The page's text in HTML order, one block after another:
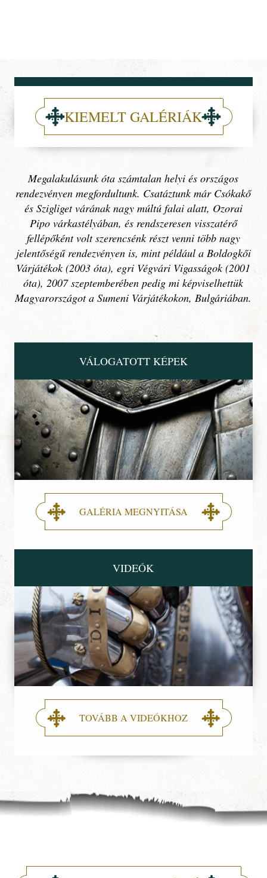
Nyitólap
KIEMELT GALÉRIÁK
Megalakulásunk óta számtalan helyi és országos
rendezvényen megfordultunk. Csatáztunk már Csókakő
és Szigliget várának nagy múltú falai alatt, Ozorai
Pipo várkastélyában, és rendszeresen visszatérő
fellépőként volt szerencsénk részt venni több nagy
jelentőségű rendezvényen is, mint például a Boldogkői
Várjátékok (2003 óta), egri Végvári Vigasságok (2001
óta), 2007 szeptemberében pedig mi képviselhettük
Magyarországot a Sumeni Várjátékokon, Bulgáriában.
VÁLOGATOTT KÉPEK
GALÉRIA MEGNYITÁSA
VIDEÓK
TOVÁBB A VIDEÓKHOZ